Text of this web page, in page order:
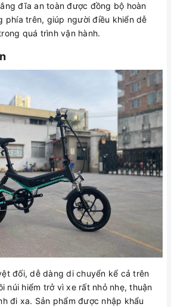
đĩa an toàn được đồng bộ hoàn
phía trên, giúp người điều khiển dễ
quá trình vận hành.
đối, dễ dàng di chuyển kể cả trên
núi hiểm trở vì xe rất nhỏ nhẹ, thuận
đi xa. Sản phẩm được nhập khẩu